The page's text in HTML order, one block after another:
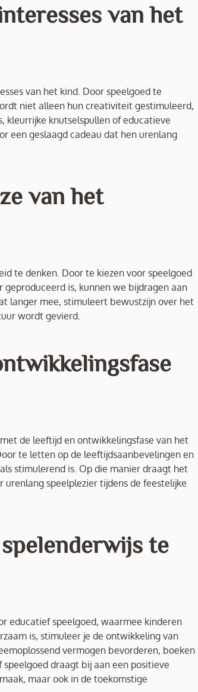
van het
van het kind. Door speelgoed te
niet alleen hun creativiteit gestimuleerd,
kleurrijke knutselspullen of educatieve
een geslaagd cadeau dat hen urenlang
van het
te denken. Door te kiezen voor speelgoed
is, kunnen we bijdragen aan
langer mee, stimuleert bewustzijn over het
wordt gevierd.
de leeftijd en ontwikkelingsfase van het
te letten op de leeftijdsaanbevelingen en
stimulerend is. Op die manier draagt het
speelplezier tijdens de feestelijke
te
educatief speelgoed, waarmee kinderen
is, stimuleer je de ontwikkeling van
vermogen bevorderen, boeken
draagt bij aan een positieve
maar ook in de toekomstige